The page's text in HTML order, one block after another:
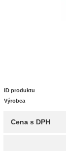
ID produktu
Výrobca
Cena s DPH